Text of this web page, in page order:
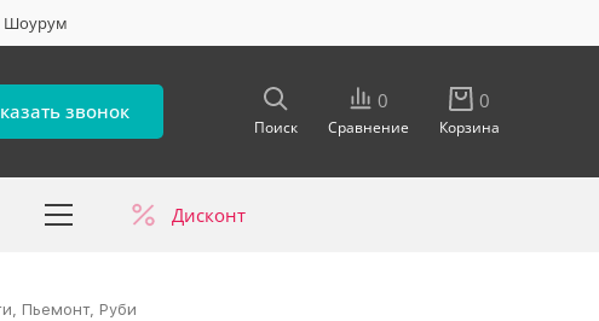
Шоурум
звонок
Поиск
0
Сравнение
0
Корзина
Дисконт
Пьемонт, Руби